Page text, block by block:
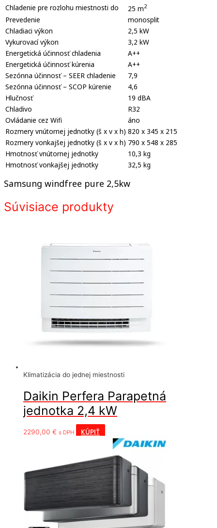
Chladenie pre rozlohu miestnosti do 25 m2
Prevedenie
monosplit
Chladiaci výkon
2,5 kW
Vykurovací výkon
3,2 kW
Energetická účinnosť chladenia
A++
Energetická účinnosť kúrenia
A++
Sezónna účinnosť – SEER chladenie
7,9
Sezónna účinnosť – SCOP kúrenie
4,6
Hlučnosť
19 dBA
Chladivo
R32
Ovládanie cez Wifi
áno
Rozmery vnútornej jednotky (š x v x h) 820 x 345 x 215
Rozmery vonkajšej jednotky (š x v x h) 790 x 548 x 285
Hmotnosť vnútornej jednotky
10,3 kg
Hmotnosť vonkajšej jednotky
32,5 kg
Samsung windfree pure 2,5kw
Súvisiace produkty
Klimatizácia do jednej miestnosti
Daikin Perfera Parapetná
jednotka 2,4 kW
2290,00 € s DPH KÚPIŤ